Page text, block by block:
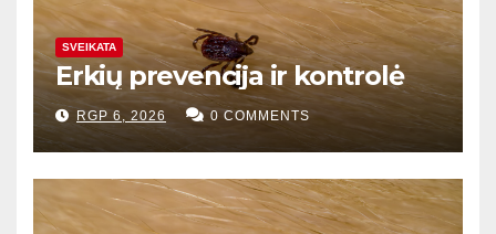
SVEIKATA
Erkių prevencija ir kontrolė
RGP 6, 2026 0 COMMENTS